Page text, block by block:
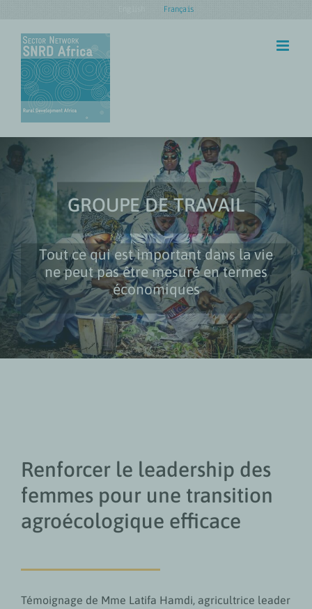
content
Français
GROUPE DE TRAVAIL
Tout ce qui est important dans la vie
ne peut pas être mesuré en termes
économiques
Renforcer le leadership des
femmes pour une transition
agroécologique efficace
Témoignage de Mme Latifa Hamdi, agricultrice leader